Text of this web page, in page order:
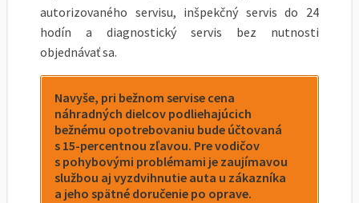
autorizovaného servisu, inšpekčný servis do 24
hodín a diagnostický servis bez nutnosti
objednávať sa.
Navyše, pri bežnom servise cena
náhradných dielcov podliehajúcich
bežnému opotrebovaniu bude účtovaná
s 15-percentnou zľavou. Pre vodičov
s pohybovými problémami je zaujímavou
službou aj vyzdvihnutie auta u zákazníka
a jeho spätné doručenie po oprave.